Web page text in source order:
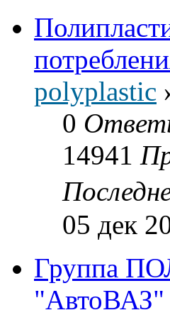
polyplastic
0
14941
05 дек
Группа
"АвтоВАЗ"